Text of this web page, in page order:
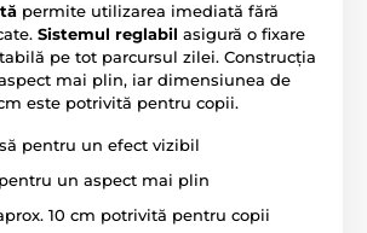
permite utilizarea imediată fără
Sistemul reglabil asigură o fixare
pe tot parcursul zilei. Construcția
mai plin, iar dimensiunea de
este potrivită pentru copii.
pentru un efect vizibil
un aspect mai plin
10 cm potrivită pentru copii